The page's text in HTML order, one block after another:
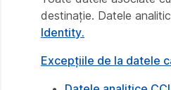
destinație. Datele
Identity.
Excepțiile de la datele